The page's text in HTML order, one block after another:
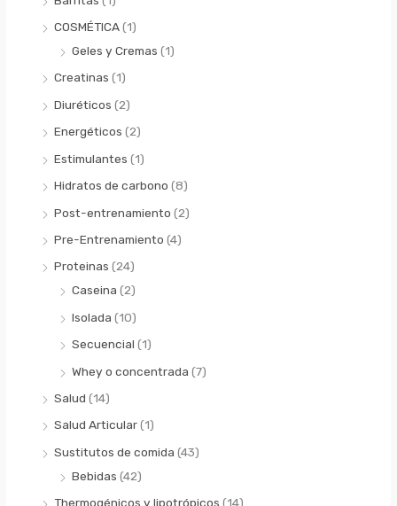
COSMÉTICA(1)
Geles y Cremas (1)
Creatinas (1)
Diuréticos (2)
Energéticos (2)
Estimulantes (1)
Hidratos de carbono (8)
Post-entrenamiento (2)
Pre-Entrenamiento (4)
Proteinas (24)
Caseina (2)
Isolada (10)
Secuencial (1)
Whey o concentrada (7)
Salud (14)
Salud Articular(1)
Sustitutos de comida (43)
Bebidas (42)
Thermogénicos y lipotrópicos (14)